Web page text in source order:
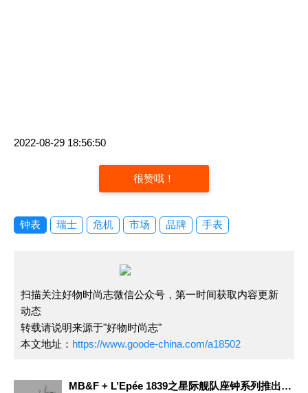
2022-08-29 18:56:50
很赞哦！
钟表 瑞士 危机 市场 品牌 手表
扫描关注好物时尚志微信公众号，第一时间获取内容更新
动态
转载请说明来源于"好物时尚志"
本文地址： https://www.goode-china.com/a18502
MB&F + L’Epée 1839之星际舰队座钟系列推出全新Starfleet Explorer星际探险家版本